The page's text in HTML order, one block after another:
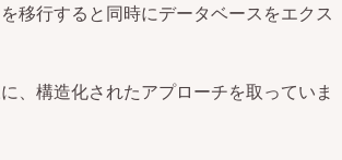
移行すると同時にデータベースをエクス
、構造化されたアプローチを取っていま